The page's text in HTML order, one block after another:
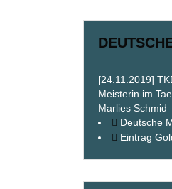
[24.11.2019]
Meisterin im
Marlies Schmid
Deutsche
Eintrag